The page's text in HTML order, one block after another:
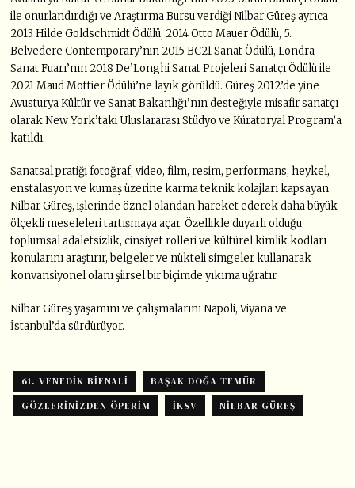
ile onurlandırdığı ve Araştırma Bursu verdiği Nilbar Güreş ayrıca
2013 Hilde Goldschmidt Ödülü, 2014 Otto Mauer Ödülü, 5.
Belvedere Contemporary’nin 2015 BC21 Sanat Ödülü, Londra
Sanat Fuarı’nın 2018 De’Longhi Sanat Projeleri Sanatçı Ödülü ile
2021 Maud Mottier Ödülü’ne layık görüldü. Güreş 2012’de yine
Avusturya Kültür ve Sanat Bakanlığı’nın desteğiyle misafir sanatçı
olarak New York’taki Uluslararası Stüdyo ve Küratoryal Program’a
katıldı.
Sanatsal pratiği fotoğraf, video, film, resim, performans, heykel,
enstalasyon ve kumaş üzerine karma teknik kolajları kapsayan
Nilbar Güreş, işlerinde öznel olandan hareket ederek daha büyük
ölçekli meseleleri tartışmaya açar. Özellikle duyarlı olduğu
toplumsal adaletsizlik, cinsiyet rolleri ve kültürel kimlik kodları
konularını araştırır, belgeler ve nükteli simgeler kullanarak
konvansiyonel olanı şiirsel bir biçimde yıkıma uğratır.
Nilbar Güreş yaşamını ve çalışmalarını Napoli, Viyana ve
İstanbul’da sürdürüyor.
61. VENEDIK BIENALI
BAŞAK DOĞA TEMÜR
GÖZLERINIZDEN ÖPERIM
IKSV NILBAR GÜREŞ